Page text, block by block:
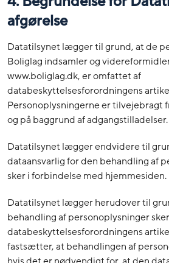
afgørelse
Datatilsynet lægger til grund, at de
Boliglag indsamler og
www.boliglag.dk, er omfattet af
databeskyttelsesforordningens
Personoplysningerne er tilvejebragt
og på baggrund af adgangstilladelser.
Datatilsynet lægger endvidere til
dataansvarlig for den behandling af
sker i forbindelse med hjemmesiden.
Datatilsynet lægger herudover til
behandling af personoplysninger
databeskyttelsesforordningens
fastsætter, at behandlingen af